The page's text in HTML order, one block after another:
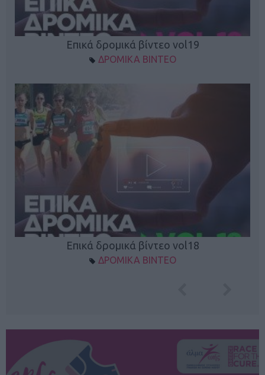
Επικά δρομικά βίντεο vol19
ΔΡΟΜΙΚΑ ΒΙΝΤΕΟ
Επικά δρομικά βίντεο vol18
ΔΡΟΜΙΚΑ ΒΙΝΤΕΟ